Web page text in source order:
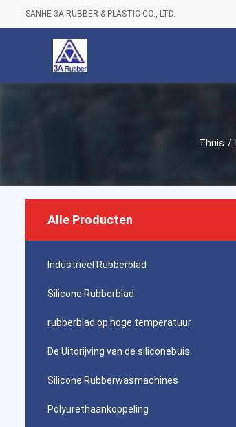
SANHE 3A RUBBER & PLASTIC CO., LTD.
Thuis /
Alle Producten
Industrieel Rubberblad
Silicone Rubberblad
rubberblad op hoge temperatuur
De Uitdrijving van de siliconebuis
Silicone Rubberwasmachines
Polyurethaankoppeling